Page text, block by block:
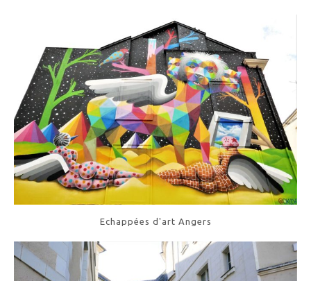
Echappées d'art Angers